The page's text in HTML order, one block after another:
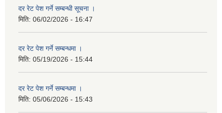
दर रेट पेश गर्ने सम्बन्धी सूचना ।
मिति: 06/02/2026 - 16:47
दर रेट पेश गर्ने सम्बन्धमा ।
मिति: 05/19/2026 - 15:44
दर रेट पेश गर्ने सम्बन्धमा ।
मिति: 05/06/2026 - 15:43